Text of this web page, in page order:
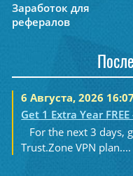
Заработок для
рефералов
6 Августа, 2026
Get 1 Extra Year
For the next 3 days,
Trust.Zone VPN plan....